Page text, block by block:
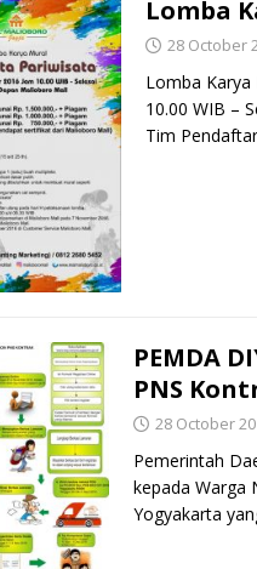
Lomba
28 October
Lomba Karya
10.00 WIB –
Tim
PEMDA
PNS
28 October
Pemerintah
kepada Warga
Yogyakarta